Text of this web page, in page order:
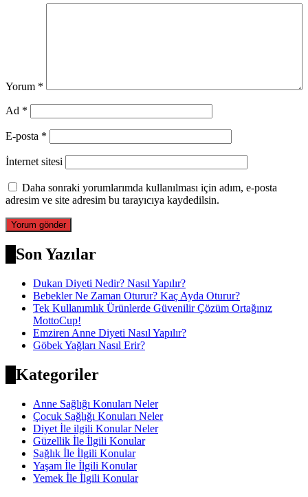
Yorum *
Ad *
E-posta *
İnternet sitesi
Daha sonraki yorumlarımda kullanılması için adım, e-posta
adresim ve site adresim bu tarayıcıya kaydedilsin.
Son Yazılar
Dukan Diyeti Nedir? Nasıl Yapılır?
Bebekler Ne Zaman Oturur? Kaç Ayda Oturur?
Tek Kullanımlık Ürünlerde Güvenilir Çözüm Ortağınız
MottoCup!
Emziren Anne Diyeti Nasıl Yapılır?
Göbek Yağları Nasıl Erir?
Kategoriler
Anne Sağlığı Konuları Neler
Çocuk Sağlığı Konuları Neler
Diyet İle ilgili Konular Neler
Güzellik İle İlgili Konular
Sağlık İle İlgili Konular
Yaşam İle İlgili Konular
Yemek İle İlgili Konular